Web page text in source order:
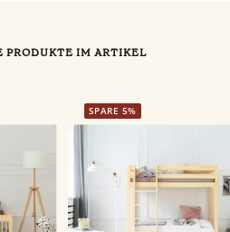
PRODUKTE IM ARTIKEL
SPARE 5%